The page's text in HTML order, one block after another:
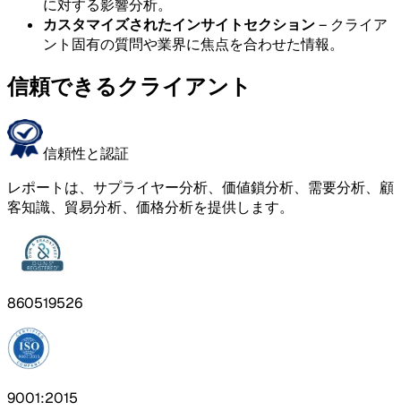
に対する影響分析。
カスタマイズされたインサイトセクション– クライア
ント固有の質問や業界に焦点を合わせた情報。
信頼できるクライアント
信頼性と認証
レポートは、サプライヤー分析、価値鎖分析、需要分析、顧
客知識、貿易分析、価格分析を提供します。
860519526
9001:2015